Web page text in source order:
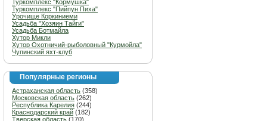
Туркомплекс "Кормушка"
Туркомплекс "Пийпун Пиха"
Урочище Коркиниеми
Усадьба "Хозяин Тайги"
Усадьба Ботмайла
Хутор Микли
Хутор Охотничий-рыболовный "Курмойла"
Чупинский яхт-клуб
Популярные регионы
Астраханская область (358)
Московская область (262)
Республика Карелия (244)
Краснодарский край (182)
Тверская область (170)